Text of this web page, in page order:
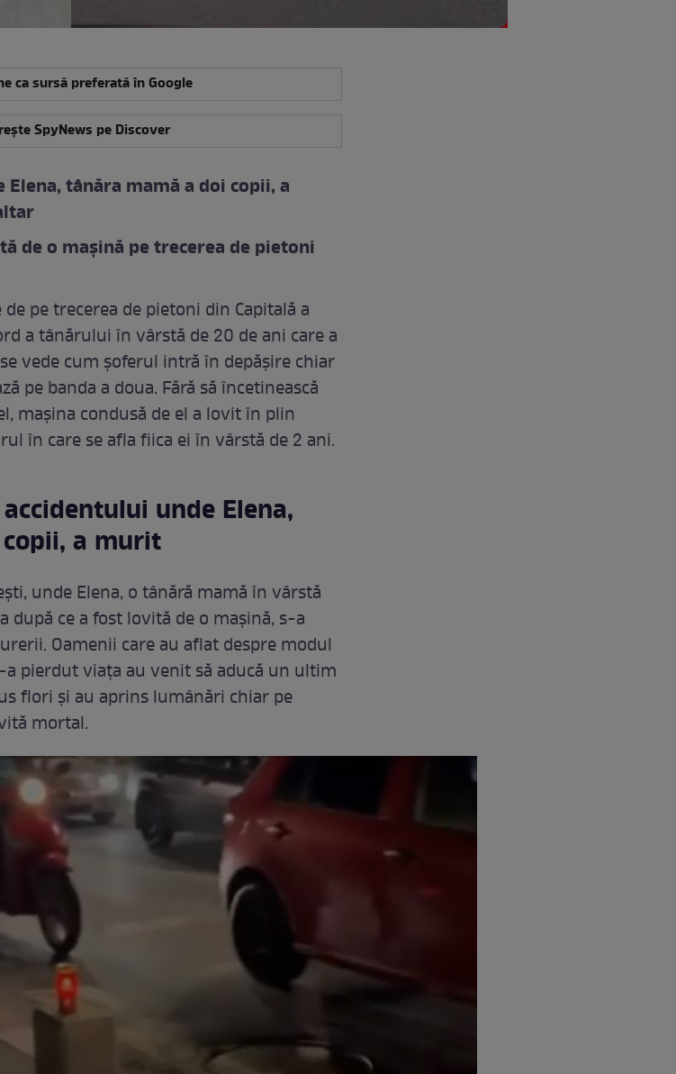
ca sursă preferată în Google
SpyNews pe Discover
tânăra mamă a doi copii, a
de o mașină pe trecerea de pietoni
pe trecerea de pietoni din Capitală a
a tânărului în vârstă de 20 de ani care a
vede cum șoferul intră în depășire chiar
pe banda a doua. Fără să încetinească
mașina condusă de el a lovit în plin
în care se afla fiica ei în vârstă de 2 ani.
unde Elena,
a murit
unde Elena, o tânără mamă în vârstă
după ce a fost lovită de o mașină, s-a
Oamenii care au aflat despre modul
pierdut viața au venit să aducă un ultim
flori și au aprins lumânări chiar pe
mortal.